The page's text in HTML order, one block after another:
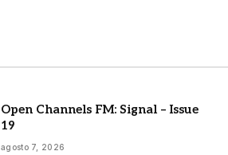
Open Channels FM: Signal – Issue
19
agosto 7, 2026